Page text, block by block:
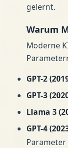
gelernt.
Warum
Moderne
GPT-2
GPT-3
Llama 3
GPT-4
Parameter